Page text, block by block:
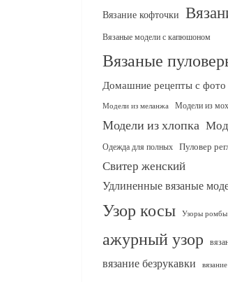
Вязание кофточки
Вязаные модели с капюшоном
Вязаные
Домашние рецепты с фото
Модели из меланжа Модели из
Модели из хлопка
Одежда для полных Пуловер
Свитер женский
Удлиненные вязаные
Узор косы Узоры ромбы
ажурный узор
вязание безрукавки